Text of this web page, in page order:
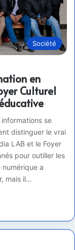
Société
en
Culturel
se
distinguer le vrai
LAB et le Foyer
pour outiller les
a
mais il…